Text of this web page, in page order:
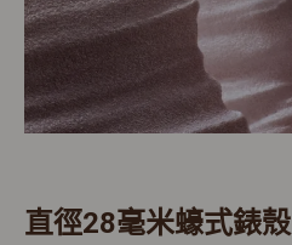
直徑28毫米蠔式錶殼